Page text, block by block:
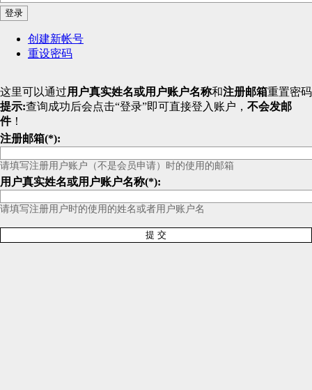
创建新帐号
重设密码
这里可以通过用户真实姓名或用户账户名称和注册邮箱重置密码
提示:查询成功后会点击“登录”即可直接登入账户， 不会发邮
件！
注册邮箱(*):
请填写注册用户账户（不是会员申请）时的使用的邮箱
用户真实姓名或用户账户名称(*):
请填写注册用户时的使用的姓名或者用户账户名